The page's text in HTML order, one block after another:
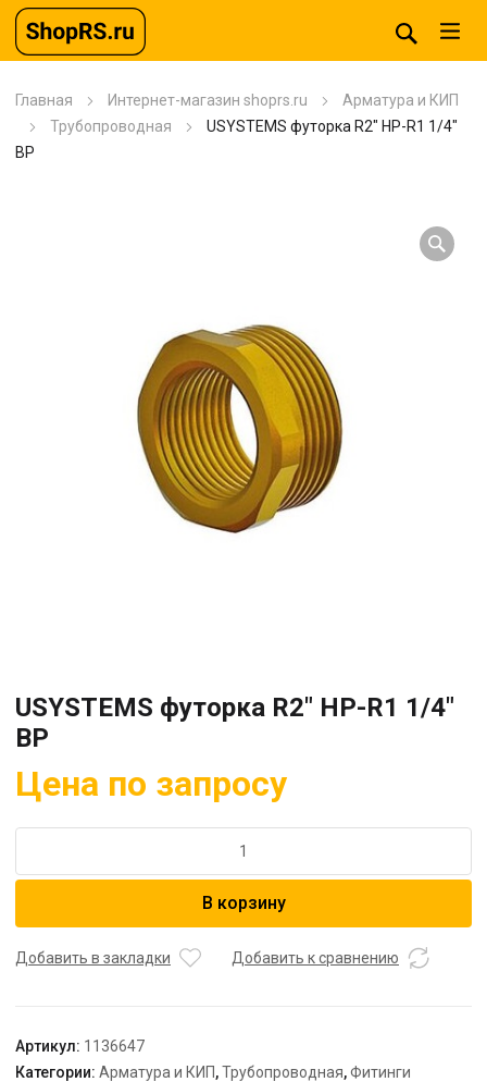
Главная Интернет-магазин shoprs.ru
Арматура и КИП
Трубопроводная
USYSTEMS футорка R2″ НР-R1 1/4″
ВР
USYSTEMS футорка R2″ НР-R1 1/4″
ВР
Цена по запросу
USYSTEMS
НР-
В корзину
Добавить в закладки Добавить к сравнению
Артикул: 1136647
Категории: Арматура и КИП,Трубопроводная,Фитинги